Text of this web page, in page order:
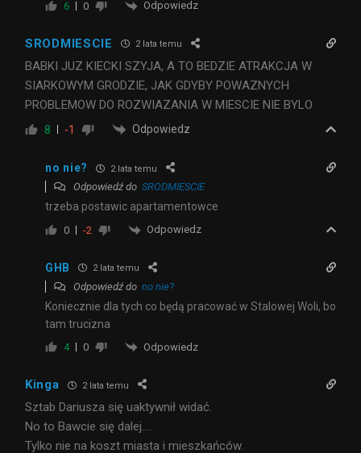
6 0 Odpowiedz
SRODMIESCIE 2 lata temu
BABKI JUZ KIECKI SZYJA, A TO BEDZIE ATRAKCJA W
SIARKOWYM GRODZIE, JAK GDYBY POWAZNYCH
PROBLEMOW DO ROZWIAZANIA W MIESCIE NIE BYLO
8 -1 Odpowiedz
no nie? 2 lata temu
Odpowiedź do SRODMIESCIE
trzeba postawic apartamentowce
0 -2 Odpowiedz
GHB 2 lata temu
Odpowiedź do no nie?
Koniecznie dla tych co będą pracować w Stalowej Woli, bo
tam trucizna
4 0 Odpowiedz
Kinga 2 lata temu
Sztab Dariusza się uaktywnił widać.
No to Bawcie się dalej….
Tylko nie na koszt miasta i mieszkańców.